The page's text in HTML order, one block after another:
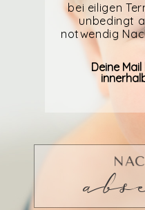
bei eiligen
unbedingt
notwendig
Deine